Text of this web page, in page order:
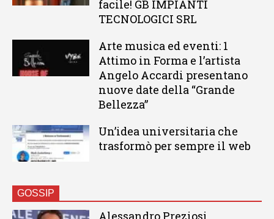
facile! GB IMPIANTI
TECNOLOGICI SRL
Arte musica ed eventi: 1
Attimo in Forma e l’artista
Angelo Accardi presentano
nuove date della “Grande
Bellezza”
Un’idea universitaria che
trasformò per sempre il web
GOSSIP
Alessandro Preziosi